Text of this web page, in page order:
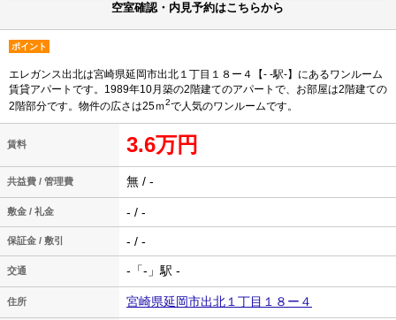
空室確認・内見予約はこちらから
ポイント
エレガンス出北は宮崎県延岡市出北１丁目１８ー４【- -駅-】にあるワンルーム
賃貸アパートです。1989年10月築の2階建てのアパートで、お部屋は2階建ての
2階部分です。物件の広さは25ｍ2で人気のワンルームです。
賃料 3.6万円
共益費 / 管理費 無 / -
敷金 / 礼金 - / -
保証金 / 敷引 - / -
交通 -「-」駅 -
住所 宮崎県延岡市出北１丁目１８ー４